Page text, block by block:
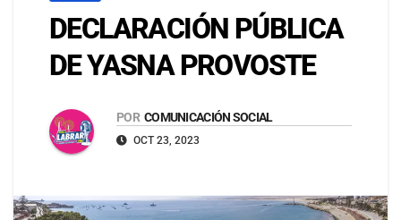
DECLARACIÓN PÚBLICA
DE YASNA PROVOSTE
POR COMUNICACIÓN SOCIAL
OCT 23, 2023